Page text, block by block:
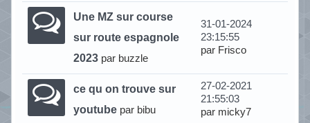
Une MZ sur course
sur route espagnole
2023 par buzzle
31-01-2024
23:15:55
par Frisco
ce qu on trouve sur
youtube par bibu
27-02-2021
21:55:03
par micky7